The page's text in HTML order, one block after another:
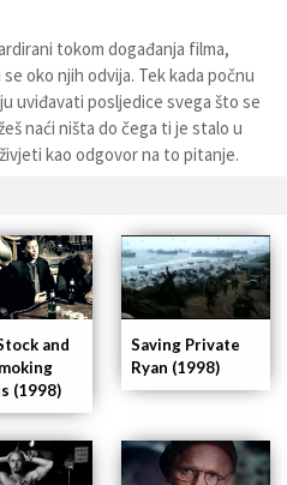
tokom događanja filma,
oko njih odvija. Tek kada počnu
uviđavati posljedice svega što se
naći ništa do čega ti je stalo u
kao odgovor na to pitanje.
Saving Private
Ryan (1998)
and
(1998)